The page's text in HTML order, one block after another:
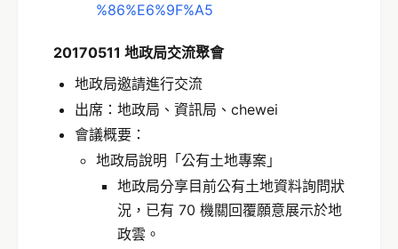
%86%E6%9F%A5
20170511 地政局交流聚會
地政局邀請進行交流
出席：地政局、資訊局、chewei
會議概要：
地政局說明「公有土地專案」
地政局分享目前公有土地資料詢問狀
況，已有 70 機關回覆願意展示於地
政雲。